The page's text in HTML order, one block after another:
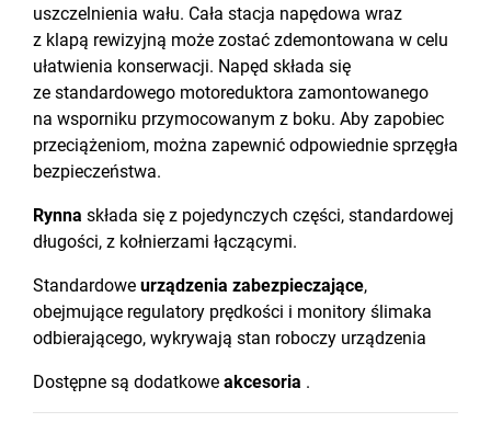
uszczelnienia wału. Cała stacja napędowa wraz
z klapą rewizyjną może zostać zdemontowana w celu
ułatwienia konserwacji. Napęd składa się
ze standardowego motoreduktora zamontowanego
na wsporniku przymocowanym z boku. Aby zapobiec
przeciążeniom, można zapewnić odpowiednie sprzęgła
bezpieczeństwa.
Rynna składa się z pojedynczych części, standardowej
długości, z kołnierzami łączącymi.
Standardoweurządzenia zabezpieczające,
obejmujące regulatory prędkości i monitory ślimaka
odbierającego, wykrywają stan roboczy urządzenia
Dostępne są dodatkoweakcesoria .